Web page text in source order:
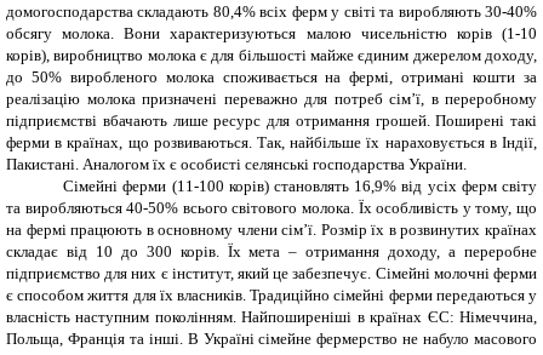
домогосподарства складають 80,4% всіх ферм у світі та виробляють 30-40%
обсягу молока. Вони характеризуються малою чисельністю корів (1-10
корів), виробництво молока є для більшості майже єдиним джерелом доходу,
до 50% виробленого молока споживається на фермі, отримані кошти за
реалізацію молока призначені переважно для потреб сім’ї, в переробному
підприємстві вбачають лише ресурс для отримання грошей. Поширені такі
ферми в країнах, що розвиваються. Так, найбільше їх нараховується в Індії,
Пакистані. Аналогом їх є особисті селянські господарства України.
Сімейні ферми (11-100 корів) становлять 16,9% від усіх ферм світу
та виробляються 40-50% всього світового молока. Їх особливість у тому, що
на фермі працюють в основному члени сім’ї. Розмір їх в розвинутих країнах
складає від 10 до 300 корів. Їх мета – отримання доходу, а переробне
підприємство для них є інститут, який це забезпечує. Сімейні молочні ферми
є способом життя для їх власників. Традиційно сімейні ферми передаються у
власність наступним поколінням. Найпоширеніші в країнах ЄС: Німеччина,
Польща, Франція та інші. В Україні сімейне фермерство не набуло масового